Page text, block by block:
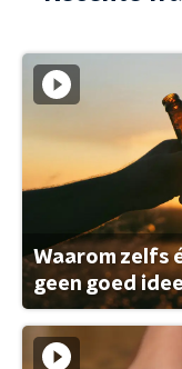
Waarom zelfs
geen goed